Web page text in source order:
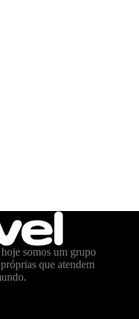
somos um grupo
que atendem